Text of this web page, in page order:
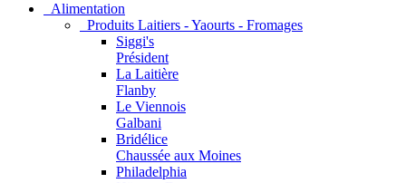
Alimentation
Produits Laitiers - Yaourts - Fromages
Siggi's
Président
La Laitière
Flanby
Le Viennois
Galbani
Bridélice
Chaussée aux Moines
Philadelphia